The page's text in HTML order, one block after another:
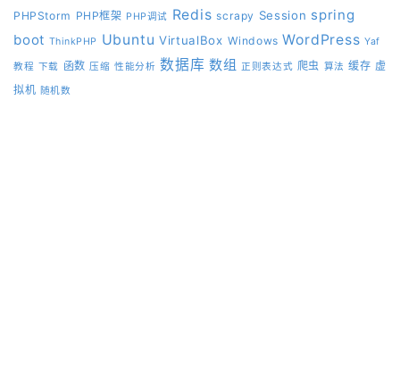
PHPStorm PHP框架 PHP调试 Redis scrapy Session spring
boot ThinkPHP Ubuntu VirtualBox Windows WordPress Yaf
教程 下载 函数 压缩 性能分析 数据库 数组 正则表达式 爬虫 算法 缓存 虚
拟机 随机数